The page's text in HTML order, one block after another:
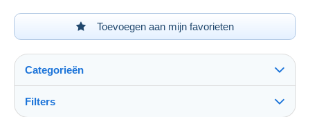
Toevoegen aan mijn favorieten
Categorieën
Filters